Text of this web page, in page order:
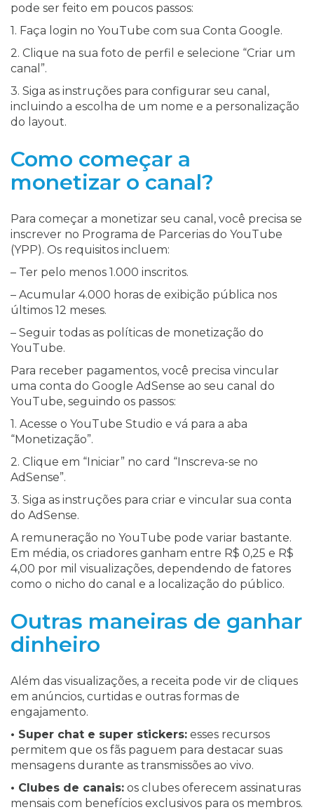
pode ser feito em poucos passos:
1. Faça login no YouTube com sua Conta Google.
2. Clique na sua foto de perfil e selecione “Criar um
canal”.
3. Siga as instruções para configurar seu canal,
incluindo a escolha de um nome e a personalização
do layout.
Como começar a
monetizar o canal?
Para começar a monetizar seu canal, você precisa se
inscrever no Programa de Parcerias do YouTube
(YPP). Os requisitos incluem:
– Ter pelo menos 1.000 inscritos.
– Acumular 4.000 horas de exibição pública nos
últimos 12 meses.
– Seguir todas as políticas de monetização do
YouTube.
Para receber pagamentos, você precisa vincular
uma conta do Google AdSense ao seu canal do
YouTube, seguindo os passos:
1. Acesse o YouTube Studio e vá para a aba
“Monetização”.
2. Clique em “Iniciar” no card “Inscreva-se no
AdSense”.
3. Siga as instruções para criar e vincular sua conta
do AdSense.
A remuneração no YouTube pode variar bastante.
Em média, os criadores ganham entre R$ 0,25 e R$
4,00 por mil visualizações, dependendo de fatores
como o nicho do canal e a localização do público.
Outras maneiras de ganhar
dinheiro
Além das visualizações, a receita pode vir de cliques
em anúncios, curtidas e outras formas de
engajamento.
• Super chat e super stickers: esses recursos
permitem que os fãs paguem para destacar suas
mensagens durante as transmissões ao vivo.
• Clubes de canais: os clubes oferecem assinaturas
mensais com benefícios exclusivos para os membros.